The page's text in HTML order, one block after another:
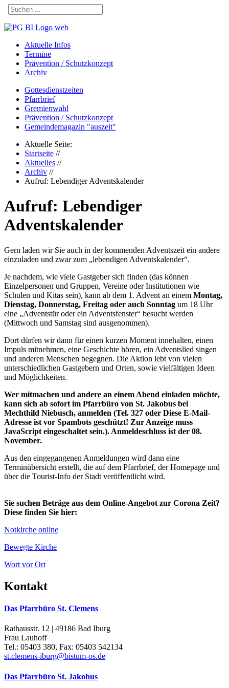
Aktuelle Infos
Termine
Prävention / Schutzkonzept
Archiv
Gottesdienstzeiten
Pfarrbrief
Gremienwahl
Prävention / Schutzkonzept
Gemeindemagazin "auszeit"
Aktuelle Seite:
Startseite //
Aktuelles //
Archiv //
Aufruf: Lebendiger Adventskalender
Aufruf: Lebendiger
Adventskalender
Gern laden wir Sie auch in der kommenden Adventszeit ein andere
einzuladen und zwar zum „lebendigen Adventskalender“.
Je nachdem, wie viele Gastgeber sich finden (das können
Einzelpersonen und Gruppen, Vereine oder Institutionen wie
Schulen und Kitas sein), kann ab dem 1. Advent an einem Montag,
Dienstag, Donnerstag, Freitag oder auch Sonntag um 18 Uhr
eine „Adventstür oder ein Adventsfenster“ besucht werden
(Mittwoch und Samstag sind ausgenommen).
Dort dürfen wir dann für einen kurzen Moment innehalten, einen
Impuls mitnehmen, eine Geschichte hören, ein Adventslied singen
und anderen Menschen begegnen. Die Aktion lebt von vielen
unterschiedlichen Gastgebern und Orten, sowie vielfältigen Ideen
und Möglichkeiten.
Wer mitmachen und andere an einem Abend einladen möchte,
kann sich ab sofort im Pfarrbüro von St. Jakobus bei
Mechthild Niebusch, anmelden (Tel. 327 oder Diese E-Mail-
Adresse ist vor Spambots geschützt! Zur Anzeige muss
JavaScript eingeschaltet sein.). Anmeldeschluss ist der 08.
November.
Aus den eingegangenen Anmeldungen wird dann eine
Terminübersicht erstellt, die auf dem Pfarrbrief, der Homepage und
über die Tourist-Info der Stadt veröffentlicht wird.
Sie suchen Beträge aus dem Online-Angebot zur Corona Zeit?
Diese finden Sie hier:
Notkirche online
Bewegte Kirche
Wort vor Ort
Kontakt
Das Pfarrbüro St. Clemens
Rathausstr. 12 | 49186 Bad Iburg
Frau Lauhoff
Tel.: 05403 380, Fax: 05403 542134
st.clemens-iburg@bistum-os.de
Das Pfarrbüro St. Jakobus